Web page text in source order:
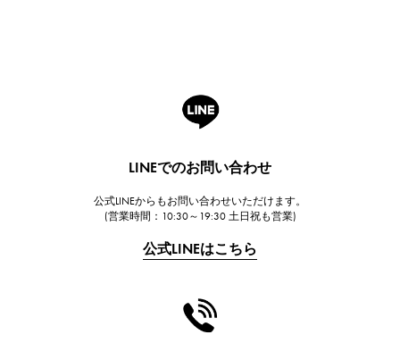
LINEでのお問い合わせ
公式LINEからもお問い合わせいただけます。
(営業時間：10:30～19:30 土日祝も営業)
公式LINEはこちら